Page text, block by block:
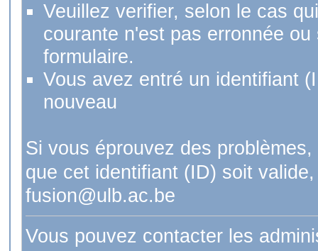
Veuillez verifier, selon le cas
courante n'est pas erronnée
formulaire.
Vous avez entré un identifiant
nouveau
Si vous éprouvez des
que cet identifiant (ID) soit
fusion@ulb.ac.be
Vous pouvez contacter les